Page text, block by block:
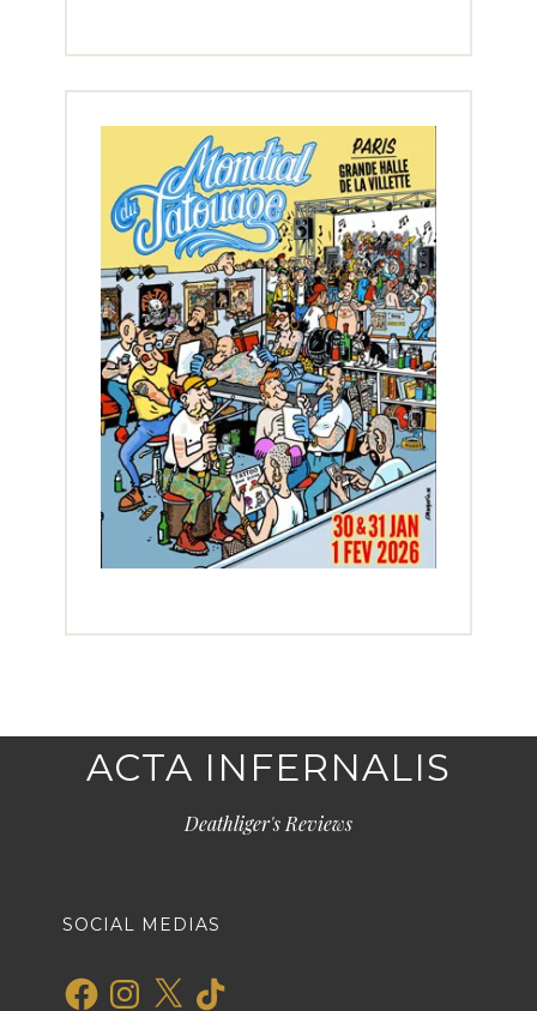
ACTA INFERNALIS
Deathliger's Reviews
SOCIAL MEDIAS
FacebookInstagram
X TikTok